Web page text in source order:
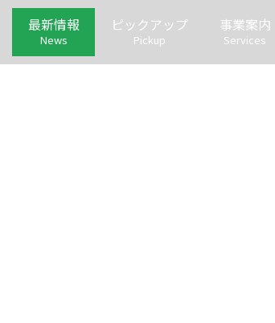
最新情報 ピックアップ 事業案内